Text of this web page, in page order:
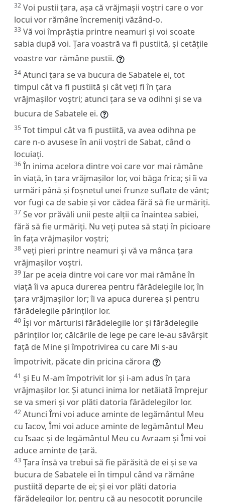
32 Voi pustii țara, așa că vrăjmașii voștri care o vor
locui vor rămâne încremeniți văzând-o.
33 Vă voi împrăștia printre neamuri și voi scoate
sabia după voi. Țara voastră va fi pustiită, și cetățile
voastre vor rămâne pustii.
34 Atunci țara se va bucura de Sabatele ei, tot
timpul cât va fi pustiită și cât veți fi în țara
vrăjmașilor voștri; atunci țara se va odihni și se va
bucura de Sabatele ei.
35 Tot timpul cât va fi pustiită, va avea odihna pe
care n-o avusese în anii voștri de Sabat, când o
locuiați.
36 În inima acelora dintre voi care vor mai rămâne
în viață, în țara vrăjmașilor lor, voi băga frica; și îi va
urmări până și foșnetul unei frunze suflate de vânt;
vor fugi ca de sabie și vor cădea fără să fie urmăriți.
37 Se vor prăvăli unii peste alții ca înaintea sabiei,
fără să fie urmăriți. Nu veți putea să stați în picioare
în fața vrăjmașilor voștri;
38 veți pieri printre neamuri și vă va mânca țara
vrăjmașilor voștri.
39 Iar pe aceia dintre voi care vor mai rămâne în
viață îi va apuca durerea pentru fărădelegile lor, în
țara vrăjmașilor lor; îi va apuca durerea și pentru
fărădelegile părinților lor.
40 Își vor mărturisi fărădelegile lor și fărădelegile
părinților lor, călcările de lege pe care le-au săvârșit
față de Mine și împotrivirea cu care Mi s-au
împotrivit, păcate din pricina cărora
41 și Eu M-am împotrivit lor și i-am adus în țara
vrăjmașilor lor. Și atunci inima lor netăiată împrejur
se va smeri și vor plăti datoria fărădelegilor lor.
42 Atunci Îmi voi aduce aminte de legământul Meu
cu Iacov, Îmi voi aduce aminte de legământul Meu
cu Isaac și de legământul Meu cu Avraam și Îmi voi
aduce aminte de țară.
43 Țara însă va trebui să fie părăsită de ei și se va
bucura de Sabatele ei în timpul când va rămâne
pustiită departe de ei; și ei vor plăti datoria
fărădelegilor lor, pentru că au nesocotit poruncile